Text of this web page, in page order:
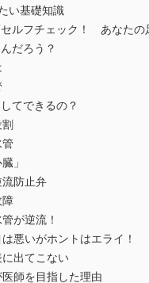
い基礎知識
ルフチェック！ あなたの
だろう？
てできるの？
」
防止弁
逆流！
いがホントはエライ！
出てこない
を目指した理由